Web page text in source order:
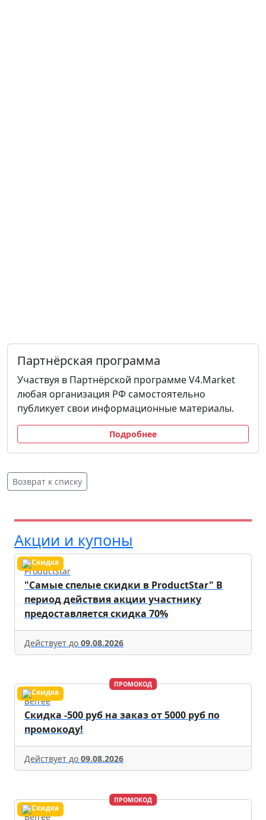
Партнёрская программа
Участвуя в Партнёрской программе V4.Market
любая организация РФ самостоятельно
публикует свои информационные материалы.
Подробнее
Возврат к списку
Акции и купоны
Productstar
"Самые спелые скидки в ProductStar" В
период действия акции участнику
предоставляется скидка 70%
Действует до 09.08.2026
ПРОМОКОД
Befree
Скидка -500 руб на заказ от 5000 руб по
промокоду!
Действует до 09.08.2026
ПРОМОКОД
Befree